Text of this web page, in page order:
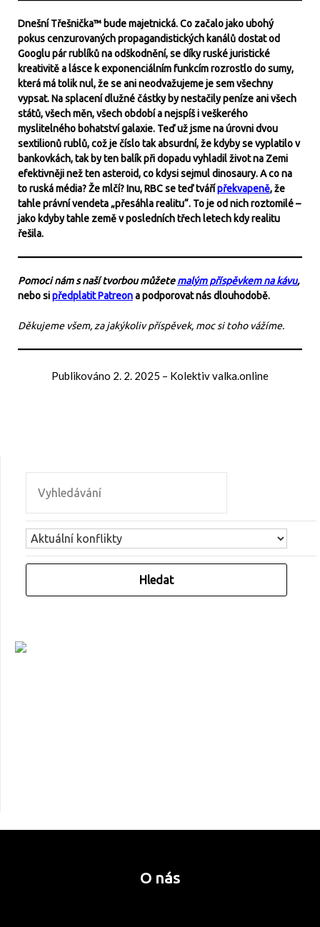
Dnešní Třešnička™ bude majetnická. Co začalo jako ubohý
pokus cenzurovaných propagandistických kanálů dostat od
Googlu pár rublíků na odškodnění, se díky ruské juristické
kreativitě a lásce k exponenciálním funkcím rozrostlo do sumy,
která má tolik nul, že se ani neodvažujeme je sem všechny
vypsat. Na splacení dlužné částky by nestačily peníze ani všech
států, všech měn, všech období a nejspíš i veškerého
myslitelného bohatství galaxie. Teď už jsme na úrovni dvou
sextilionů rublů, což je číslo tak absurdní, že kdyby se vyplatilo v
bankovkách, tak by ten balík při dopadu vyhladil život na Zemi
efektivněji než ten asteroid, co kdysi sejmul dinosaury. A co na
to ruská média? Že mlčí? Inu, RBC se teď tvářípřekvapeně, že
tahle právní vendeta „přesáhla realitu“. To je od nich roztomilé –
jako kdyby tahle země v posledních třech letech kdy realitu
řešila.
Pomoci nám s naší tvorbou můžetemalým příspěvkem na kávu,
nebo sipředplatit Patreona podporovat nás dlouhodobě.
Děkujeme všem, za jakýkoliv příspěvek, moc si toho vážíme.
Publikováno 2. 2. 2025 – Kolektiv valka.online
O nás